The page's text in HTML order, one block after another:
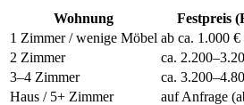
Wohnung Festpreis
1 Zimmer / wenige Möbel ab ca. 1.000
2 Zimmer
ca.
3–4 Zimmer
ca.
Haus / 5+ Zimmer
auf Anfrage